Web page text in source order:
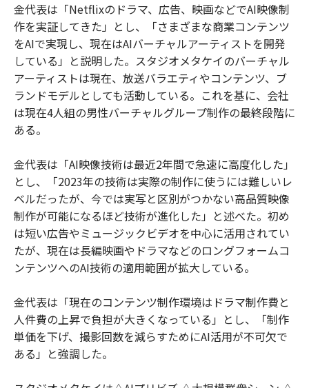
金代表は「Netflixのドラマ、広告、映画などでAI映像制
作を実証してきた」とし、「さまざまな商業コンテンツ
をAIで実現し、現在はAIバーチャルアーティストを開発
している」と説明した。スタジオメタケイのバーチャル
アーティストは現在、放送バラエティやコンテンツ、ブ
ランドモデルとしても活動している。これを基に、会社
は現在4人組の男性バーチャルグループ制作の最終段階に
ある。
金代表は「AI映像技術は最近2年間で急速に高度化した」
とし、「2023年の技術は実際の制作に使うには難しいレ
ベルだったが、今では実写と区別がつかない高品質映像
制作が可能になるほど技術が進化した」と述べた。初め
は短い広告やミュージックビデオを中心に活用されてい
たが、現在は長編映画やドラマなどのロングフォームコ
ンテンツへのAI技術の適用範囲が拡大している。
金代表は「現在のコンテンツ制作環境はドラマ制作費と
人件費の上昇で負担が大きくなっている」とし、「制作
単価を下げ、撮影回数を減らすためにAI活用が不可欠で
ある」と強調した。